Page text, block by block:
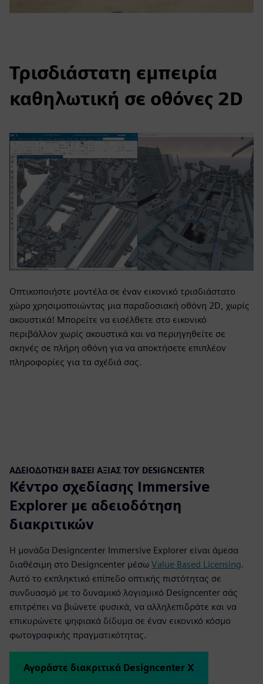
Τρισδιάστατη εμπειρία
καθηλωτική σε οθόνες 2D
Οπτικοποιήστε μοντέλα σε έναν εικονικό τρισδιάστατο
χώρο χρησιμοποιώντας μια παραδοσιακή οθόνη 2D, χωρίς
ακουστικά! Μπορείτε να εισέλθετε στο εικονικό
περιβάλλον χωρίς ακουστικά και να περιηγηθείτε σε
σκηνές σε πλήρη οθόνη για να αποκτήσετε επιπλέον
πληροφορίες για τα σχέδιά σας.
ΑΔΕΙΟΔΌΤΗΣΗ ΒΆΣΕΙ ΑΞΊΑΣ ΤΟΥ DESIGNCENTER
Κέντρο σχεδίασης Immersive
Explorer με αδειοδότηση
διακριτικών
Η μονάδα Designcenter Immersive Explorer είναι άμεσα
διαθέσιμη στο Designcenter μέσω Value Based Licensing.
Αυτό το εκπληκτικό επίπεδο οπτικής πιστότητας σε
συνδυασμό με το δυναμικό λογισμικό Designcenter σάς
επιτρέπει να βιώνετε φυσικά, να αλληλεπιδράτε και να
επικυρώνετε ψηφιακά δίδυμα σε έναν εικονικό κόσμο
φωτογραφικής πραγματικότητας.
Αγοράστε διακριτικά Designcenter X